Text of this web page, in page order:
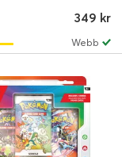
349 kr
Webb